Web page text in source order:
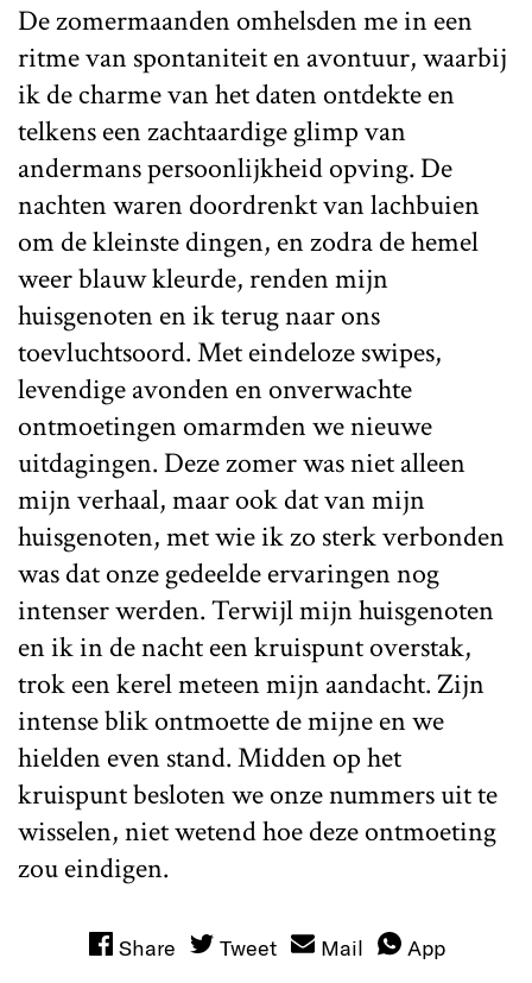
De zomermaanden omhelsden me in een
ritme van spontaniteit en avontuur, waarbij
ik de charme van het daten ontdekte en
telkens een zachtaardige glimp van
andermans persoonlijkheid opving. De
nachten waren doordrenkt van lachbuien
om de kleinste dingen, en zodra de hemel
weer blauw kleurde, renden mijn
huisgenoten en ik terug naar ons
toevluchtsoord. Met eindeloze swipes,
levendige avonden en onverwachte
ontmoetingen omarmden we nieuwe
uitdagingen. Deze zomer was niet alleen
mijn verhaal, maar ook dat van mijn
huisgenoten, met wie ik zo sterk verbonden
was dat onze gedeelde ervaringen nog
intenser werden. Terwijl mijn huisgenoten
en ik in de nacht een kruispunt overstak,
trok een kerel meteen mijn aandacht. Zijn
intense blik ontmoette de mijne en we
hielden even stand. Midden op het
kruispunt besloten we onze nummers uit te
wisselen, niet wetend hoe deze ontmoeting
zou eindigen.
Share Tweet Mail App